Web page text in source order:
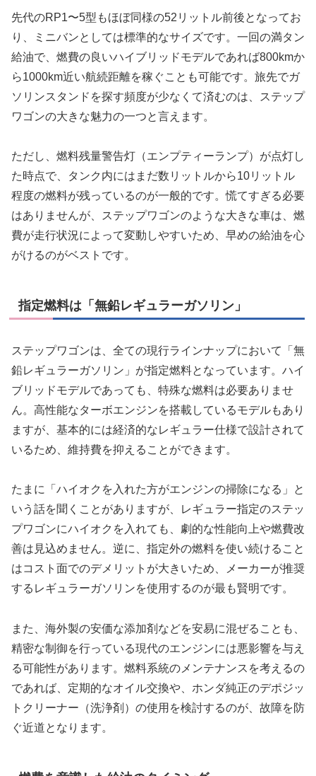
先代のRP1〜5型もほぼ同様の52リットル前後となってお
り、ミニバンとしては標準的なサイズです。一回の満タン
給油で、燃費の良いハイブリッドモデルであれば800kmか
ら1000km近い航続距離を稼ぐことも可能です。旅先でガ
ソリンスタンドを探す頻度が少なくて済むのは、ステップ
ワゴンの大きな魅力の一つと言えます。
ただし、燃料残量警告灯（エンプティーランプ）が点灯し
た時点で、タンク内にはまだ数リットルから10リットル
程度の燃料が残っているのが一般的です。慌てすぎる必要
はありませんが、ステップワゴンのような大きな車は、燃
費が走行状況によって変動しやすいため、早めの給油を心
がけるのがベストです。
指定燃料は「無鉛レギュラーガソリン」
ステップワゴンは、全ての現行ラインナップにおいて「無
鉛レギュラーガソリン」が指定燃料となっています。ハイ
ブリッドモデルであっても、特殊な燃料は必要ありませ
ん。高性能なターボエンジンを搭載しているモデルもあり
ますが、基本的には経済的なレギュラー仕様で設計されて
いるため、維持費を抑えることができます。
たまに「ハイオクを入れた方がエンジンの掃除になる」と
いう話を聞くことがありますが、レギュラー指定のステッ
プワゴンにハイオクを入れても、劇的な性能向上や燃費改
善は見込めません。逆に、指定外の燃料を使い続けること
はコスト面でのデメリットが大きいため、メーカーが推奨
するレギュラーガソリンを使用するのが最も賢明です。
また、海外製の安価な添加剤などを安易に混ぜることも、
精密な制御を行っている現代のエンジンには悪影響を与え
る可能性があります。燃料系統のメンテナンスを考えるの
であれば、定期的なオイル交換や、ホンダ純正のデポジッ
トクリーナー（洗浄剤）の使用を検討するのが、故障を防
ぐ近道となります。